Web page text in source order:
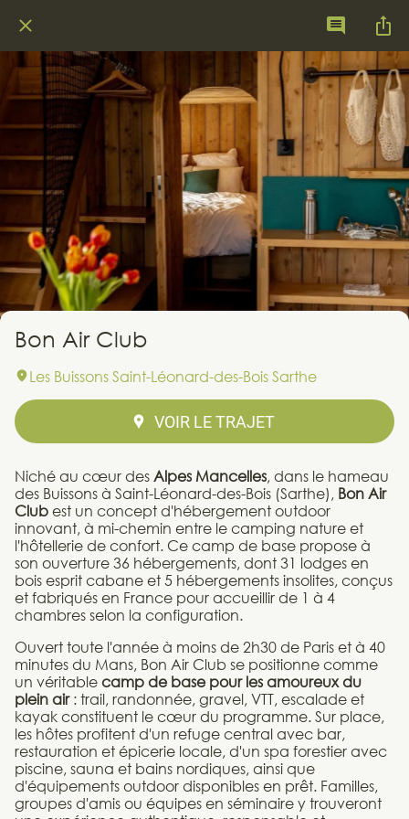
Bon Air Club
Les Buissons Saint-Léonard-des-Bois Sarthe
VOIR LE TRAJET
Niché au cœur desAlpes Mancelles, dans le hameau
des Buissons à Saint-Léonard-des-Bois (Sarthe), Bon Air
Clubest un concept d'hébergement outdoor
innovant, à mi-chemin entre le camping nature et
l'hôtellerie de confort. Ce camp de base propose à
son ouverture 36 hébergements, dont 31 lodges en
bois esprit cabane et 5 hébergements insolites, conçus
et fabriqués en France pour accueillir de 1 à 4
chambres selon la configuration.
Ouvert toute l'année à moins de 2h30 de Paris et à 40
minutes du Mans, Bon Air Club se positionne comme
un véritablecamp de base pour les amoureux du
plein air: trail, randonnée, gravel, VTT, escalade et
kayak constituent le cœur du programme. Sur place,
les hôtes profitent d'un refuge central avec bar,
restauration et épicerie locale, d'un spa forestier avec
piscine, sauna et bains nordiques, ainsi que
d'équipements outdoor disponibles en prêt. Familles,
groupes d'amis ou équipes en séminaire y trouveront